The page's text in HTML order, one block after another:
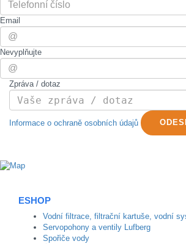
Email
Nevyplňujte
Zpráva / dotaz
Informace o ochraně osobních údajů
ESHOP
Vodní filtrace, filtrační kartuše, vodní
Servopohony a ventily Lufberg
Spořiče vody